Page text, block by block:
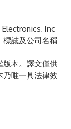
Inc
標誌及公司名稱
版本。譯文僅供
乃唯一具法律效